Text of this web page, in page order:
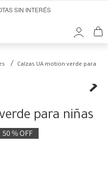
SIN INTERÉS
Calzas UA motion verde para
para niñas
50 %OFF